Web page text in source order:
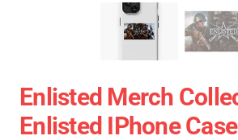
Enlisted Merch
Enlisted IPhone